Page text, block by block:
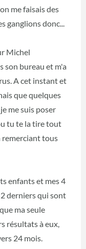
me faisais des
ganglions donc...
Michel
son bureau et m'a
A cet instant et
que quelques
me suis poser
tu te la tire tout
remerciant tous
enfants et mes 4
derniers qui sont
ma seule
résultats à eux,
24 mois.